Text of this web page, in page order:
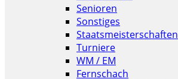
Senioren
Sonstiges
Staatsmeisterschaften
Turniere
WM / EM
Fernschach